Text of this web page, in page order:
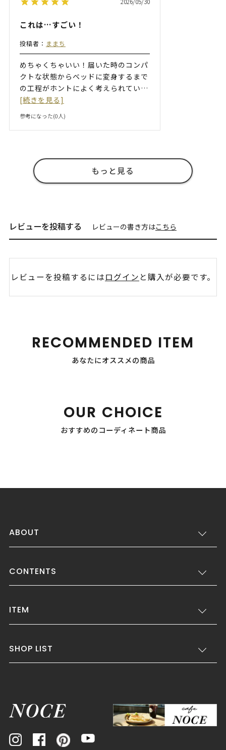
これは…すごい！
投稿者： ままち
めちゃくちゃいい！届いた時のコンパ
クトな状態からベッドに変身するまで
の工程がホントによく考えられてい…
[続きを見る]
参考になった(0人)
もっと見る
レビューを投稿する レビューの書き方はこちら
レビューを投稿するにはログイン と購入が必要です。
RECOMMENDED ITEM
あなたにオススメの商品
OUR CHOICE
おすすめのコーディネート商品
ABOUT
CONTENTS
ITEM
SHOP LIST